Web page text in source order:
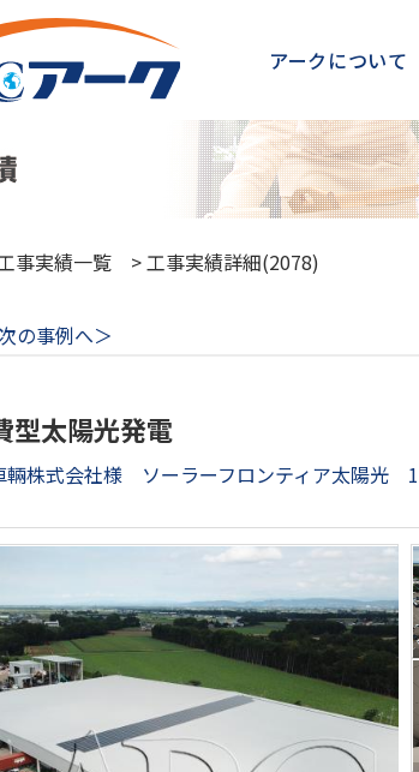
アークについて
事実績一覧 >工事実績詳細(2078)
の事例へ＞
型太陽光発電
株式会社様 ソーラーフロンティア太陽光